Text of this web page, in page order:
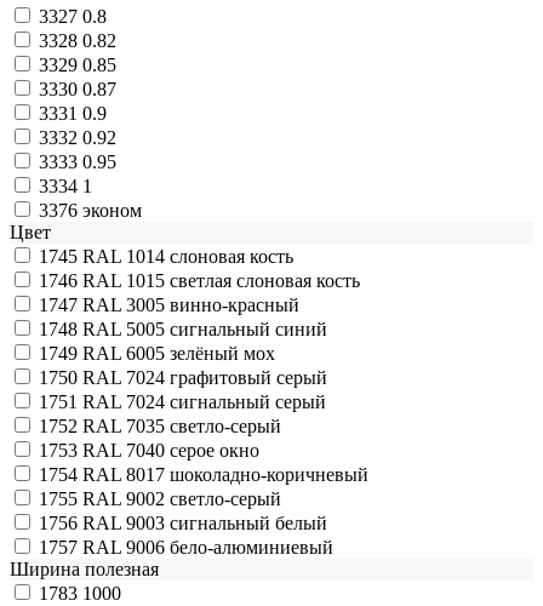
3327 0.8
3328 0.82
3329 0.85
3330 0.87
3331 0.9
3332 0.92
3333 0.95
3334 1
3376 эконом
Цвет
1745 RAL 1014 слоновая кость
1746 RAL 1015 светлая слоновая кость
1747 RAL 3005 винно-красный
1748 RAL 5005 сигнальный синий
1749 RAL 6005 зелёный мох
1750 RAL 7024 графитовый серый
1751 RAL 7024 сигнальный серый
1752 RAL 7035 светло-серый
1753 RAL 7040 серое окно
1754 RAL 8017 шоколадно-коричневый
1755 RAL 9002 светло-серый
1756 RAL 9003 сигнальный белый
1757 RAL 9006 бело-алюминиевый
Ширина полезная
1783 1000